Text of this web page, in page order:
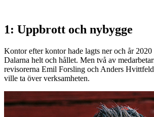
1: Uppbrott och nybygge
Kontor efter kontor hade lagts ner och år
Dalarna helt och hållet. Men två av
revisorerna Emil Forsling och Anders
ville ta över verksamheten.